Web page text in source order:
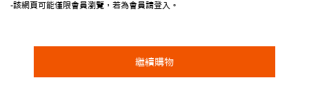
-該網頁可能僅限會員瀏覽，若為會員請登入。
繼續購物